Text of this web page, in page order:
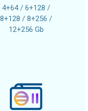
4+64 / 6+128 /
8+128 / 8+256 /
12+256 Gb